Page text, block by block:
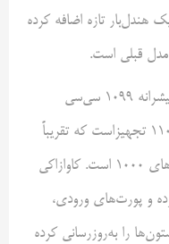
هندل‌بار تازه اضافه کرده
موتورسیکلت کاوازاکی Z1100 به همان پیشرانه ۱۰۹۹ سی‌سی
چهارسیلندر نینجا 1100SX و ورسیس ۱۱۰۰ تجهیزاست که تقریباً
شبیه موتور ۱۰۴۳ سی‌سی نسل قبلی مدل‌های ۱۰۰۰ است. کاوازاکی
و پورت‌های ورودی،
را به‌روزرسانی کرده